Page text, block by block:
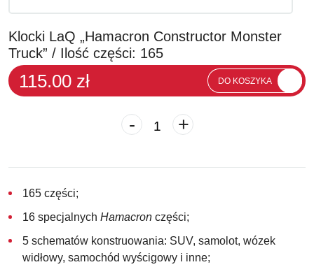
Klocki LaQ „Hamacron Constructor Monster
Truck” / Ilość części: 165
115.00 zł DO KOSZYKA
- +
165 części;
16 specjalnych Hamacron części;
5 schematów konstruowania: SUV, samolot, wózek
widłowy, samochód wyścigowy i inne;